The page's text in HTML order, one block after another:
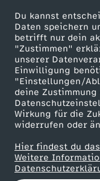
Du kannst
Daten speichern
betrifft nur dein
"Zustimmen"
unserer
Einwilligung
"Einstellungen/
deine
Wirkung für die
widerrufen oder
Hier findest du
Weitere
66 KB (PDF)
Beef Tri-Tip mit
Herunterladen
21 KB (PDF)
Panettone-
Herunterladen
61 KB (PDF)
Pfannkuchen-